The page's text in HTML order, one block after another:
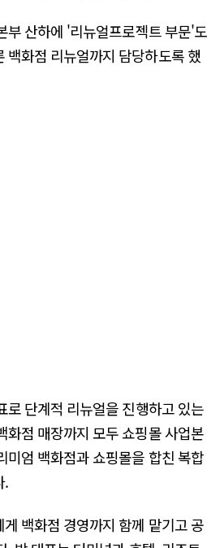
부 산하에 '리뉴얼프로젝트 부문'도
백화점 리뉴얼까지 담당하도록 했
로 단계적 리뉴얼을 진행하고 있는
화점 매장까지 모두 쇼핑몰 사업본
미엄 백화점과 쇼핑몰을 합친 복합
.
백화점 경영까지 함께 맡기고 공